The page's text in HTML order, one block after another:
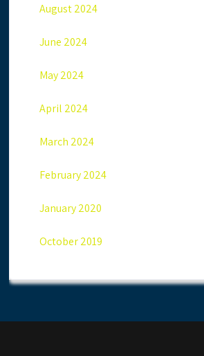
August 2024
June 2024
May 2024
April 2024
March 2024
February 2024
January 2020
October 2019